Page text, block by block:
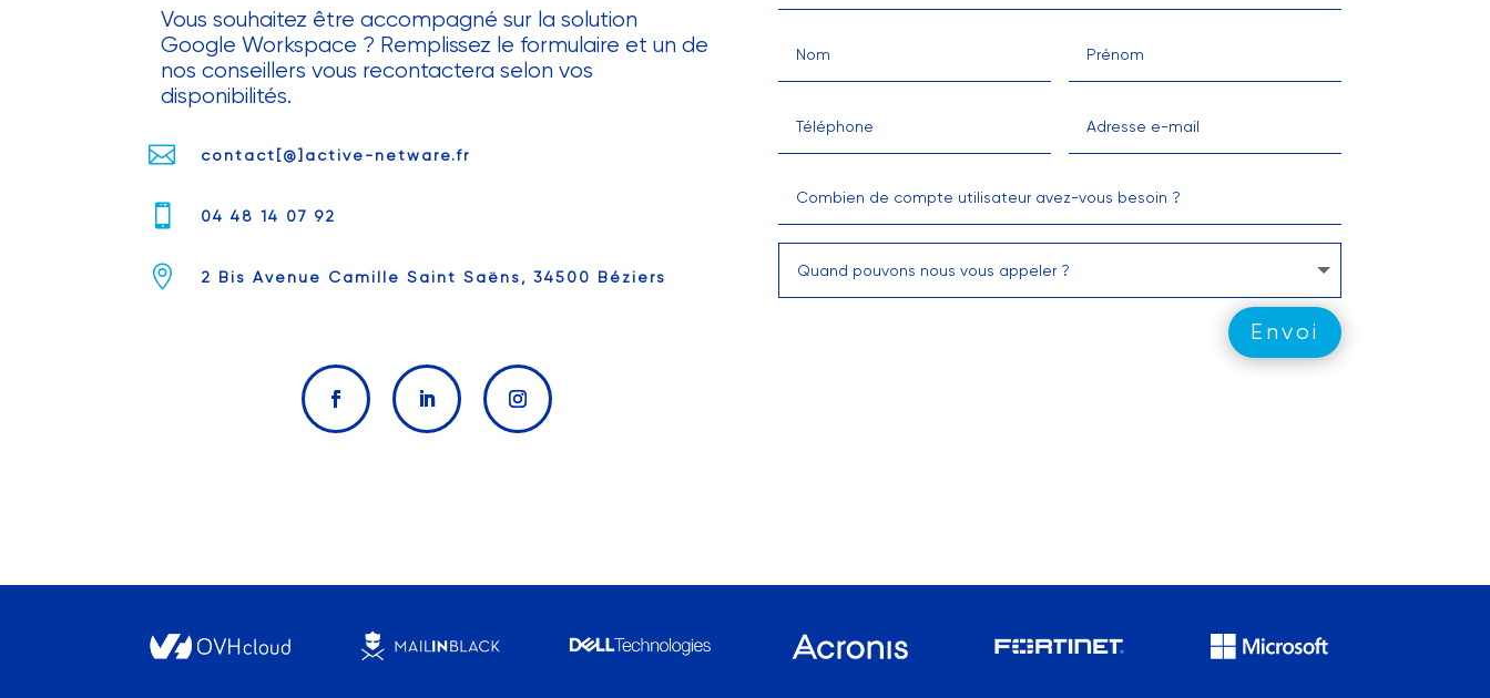
Vous souhaitez être accompagné sur la solution
Google Workspace ? Remplissez le formulaire et un de
nos conseillers vous recontactera selon vos
disponibilités.
 contact[@]active-netware.fr
 04 48 14 07 92
 2 Bis Avenue Camille Saint Saëns, 34500 Béziers
Envoi